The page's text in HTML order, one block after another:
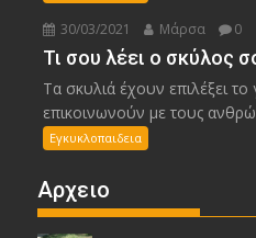
30/03/2021 Μάρσα 0
Τι σου λέει ο σκύλος
Τα σκυλιά έχουν επιλέξει το
επικοινωνούν με τους
Εγκυκλοπαιδεια
Αρχειο